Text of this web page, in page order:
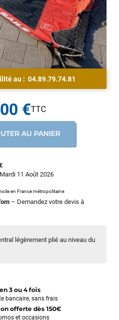
légèrement plié au niveau du
au : 04.89.79.74.81
11 Août 2026
en France métropolitaine
– Demandez votre devis à
€
AU PANIER
3 ou 4 fois
bancaire, sans frais
offerte dès 150€
et occasions